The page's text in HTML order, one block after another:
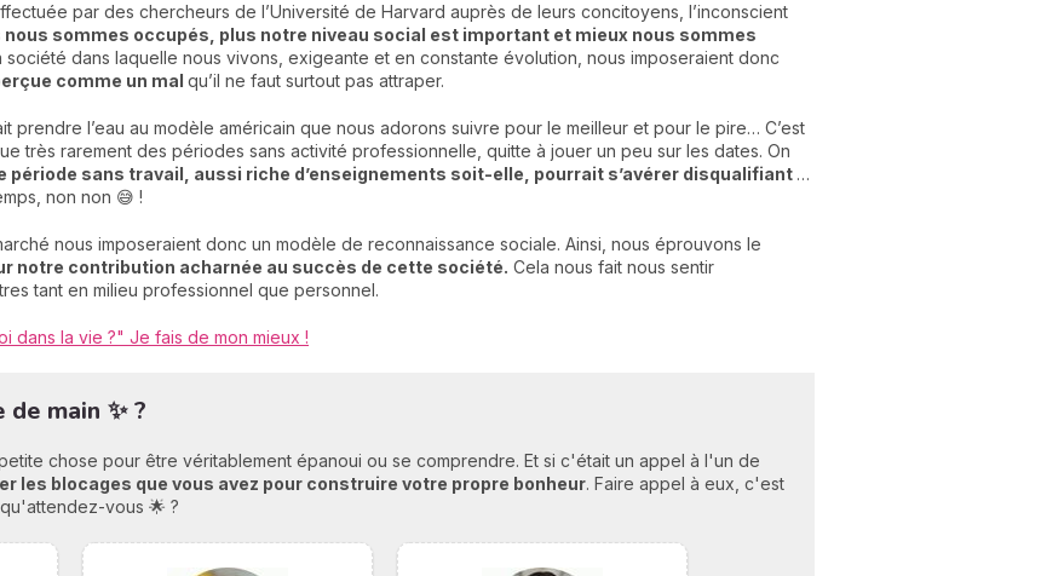
par des chercheurs de l’Université de Harvard auprès de leurs concitoyens, l’inconscient
nous sommes occupés, plus notre niveau social est important et mieux nous sommes
société dans laquelle nous vivons, exigeante et en constante évolution, nous imposeraient donc
comme un mal qu’il ne faut surtout pas attraper.
prendre l’eau au modèle américain que nous adorons suivre pour le meilleur et pour le pire… C’est
très rarement des périodes sans activité professionnelle, quitte à jouer un peu sur les dates. On
période sans travail, aussi riche d’enseignements soit-elle, pourrait s’avérer disqualifiant …
non non 😅 !
nous imposeraient donc un modèle de reconnaissance sociale. Ainsi, nous éprouvons le
notre contribution acharnée au succès de cette société. Cela nous fait nous sentir
tant en milieu professionnel que personnel.
dans la vie ?" Je fais de mon mieux !
main ✨ ?
chose pour être véritablement épanoui ou se comprendre. Et si c'était un appel à l'un de
les blocages que vous avez pour construire votre propre bonheur. Faire appel à eux, c'est
vous 🌟 ?